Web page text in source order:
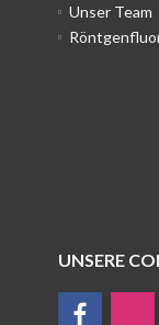
Unser Team
UNSERE